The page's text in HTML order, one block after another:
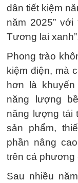
dân tiết kiệm
năm 2025”
Tương lai
Phong trào
kiệm điện, mà
hơn là
năng lượng
năng lượng tái
sản phẩm,
phần nâng
trên cả phương
Sau nhiều